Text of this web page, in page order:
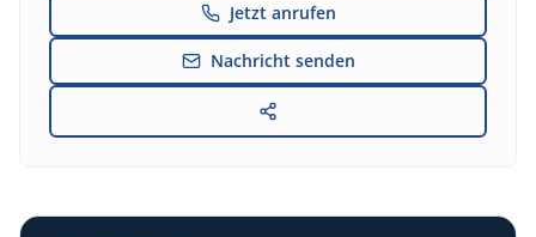
Jetzt anrufen
Nachricht senden